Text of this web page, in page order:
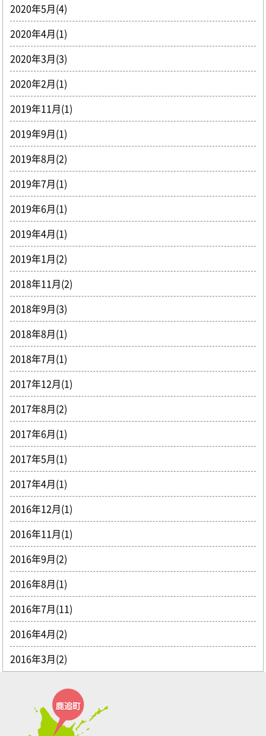
2020年5月(4)
2020年4月(1)
2020年3月(3)
2020年2月(1)
2019年11月(1)
2019年9月(1)
2019年8月(2)
2019年7月(1)
2019年6月(1)
2019年4月(1)
2019年1月(2)
2018年11月(2)
2018年9月(3)
2018年8月(1)
2018年7月(1)
2017年12月(1)
2017年8月(2)
2017年6月(1)
2017年5月(1)
2017年4月(1)
2016年12月(1)
2016年11月(1)
2016年9月(2)
2016年8月(1)
2016年7月(11)
2016年4月(2)
2016年3月(2)